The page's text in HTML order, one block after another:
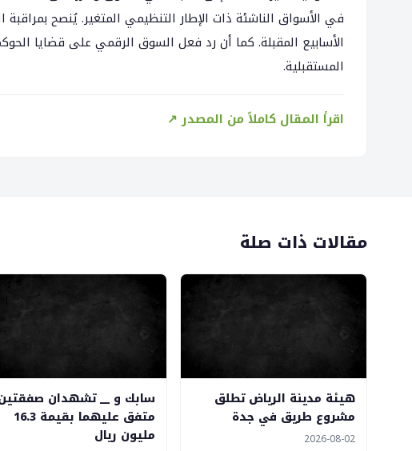
في الأسواق الناشئة ذات الإطار التنظيمي المتغير. يُنصح بمراقبة
الأسابيع المقبلة. كما أن رد فعل السوق الرقمي على قضايا
المستقبلية.
اقرأ المقال كاملاً من المصدر ↗
مقالات ذات صلة
هيئة مدينة الرياض تطلق
مشروع طريق في جدة
2026-08-02
سابك و __ تشهدان
متفق عليهما بقيمة 16.3
مليون ريال